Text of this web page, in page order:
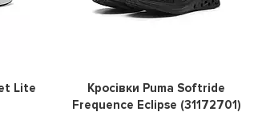
0
Lite
0
Кросівки Puma Softride
Frequence Eclipse (31172701)